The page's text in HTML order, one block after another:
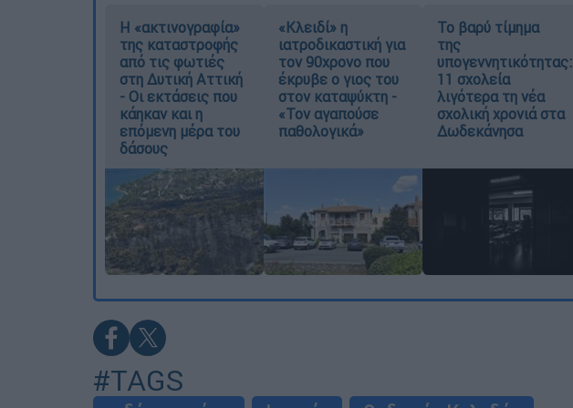
Η «ακτινογραφία»
της καταστροφής
από τις φωτιές
στη Δυτική Αττική
- Οι εκτάσεις που
κάηκαν και η
επόμενη μέρα του
δάσους
«Κλειδί» η
ιατροδικαστική για
τον 90χρονο που
έκρυβε ο γιος του
στον καταψύκτη -
«Τον αγαπούσε
παθολογικά»
Το βαρύ τίμημα
της
υπογεννητικότητας:
11 σχολεία
λιγότερα τη νέα
σχολική χρονιά στα
Δωδεκάνησα
#TAGS